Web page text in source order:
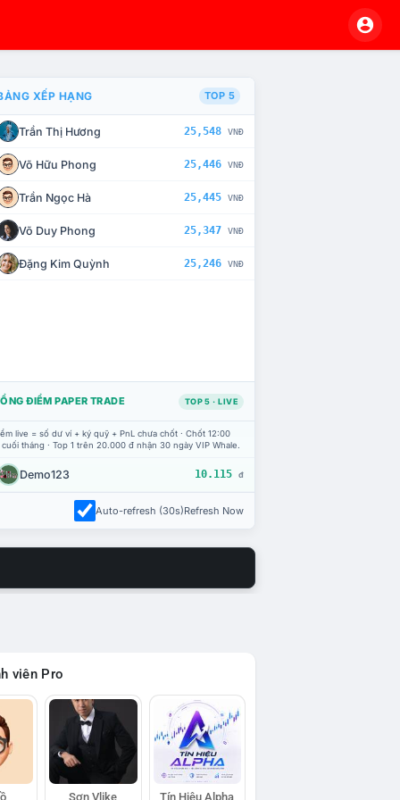
CHẾ TÀI XỬ LÝ VI PHẠM
XẾP HẠNG TOP 5
Trần Thị Hương 25,548 VNĐ
Võ Hữu Phong 25,446 VNĐ
Trần Ngọc Hà 25,445 VNĐ
Võ Duy Phong 25,347 VNĐ
Đặng Kim Quỳnh 25,246 VNĐ
ĐIỂM PAPER TRADE TOP 5 · LIVE
live = số dư ví + ký quỹ + PnL chưa chốt · Chốt 12:00
tháng · Top 1 trên 20.000 đ nhận 30 ngày VIP Whale.
Demo123 10.115 đ
Auto-refresh (30s)Refresh Now
viên Pro
Sơn Vlike Tín Hiệu Alpha